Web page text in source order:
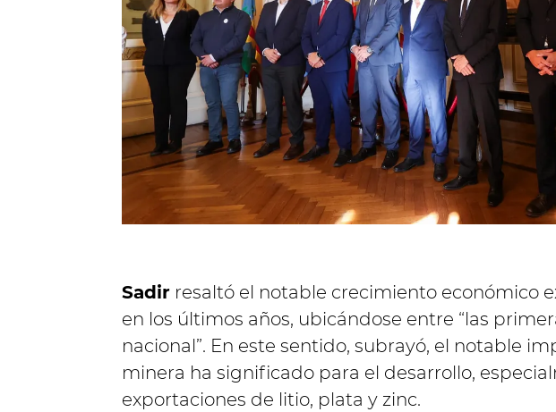
Sadir resaltó el notable crecimiento económico
en los últimos años, ubicándose entre “las
nacional”. En este sentido, subrayó, el notable
minera ha significado para el desarrollo,
exportaciones de litio, plata y zinc.